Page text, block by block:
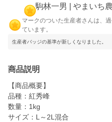
駒林一男 | やまいち
マークのついた生産者さんは、
ています。
生産者バッジの基準が新しくなりました。
商品説明
【商品概要】
品種：紅秀峰
数量：1kg
サイズ：L～2L混合